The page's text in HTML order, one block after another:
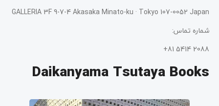
GALLERIA 3F 9-7-4 Akasaka Minato-ku · Tokyo 107-0052 Japan
شماره تماس:
2088 5414 81+
Daikanyama Tsutaya Books